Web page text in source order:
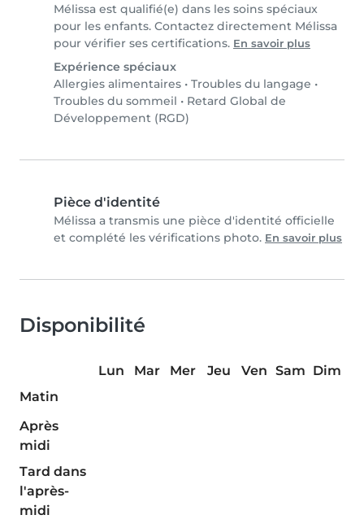
Mélissa est qualifié(e) dans les soins spéciaux
pour les enfants. Contactez directement Mélissa
pour vérifier ses certifications. En savoir plus
Expérience spéciaux
Allergies alimentaires • Troubles du langage •
Troubles du sommeil • Retard Global de
Développement (RGD)
Pièce d'identité
Mélissa a transmis une pièce d'identité officielle
et complété les vérifications photo. En savoir plus
Disponibilité
Lun Mar Mer Jeu Ven Sam Dim
Matin
Après
midi
Tard dans
l'après-
midi